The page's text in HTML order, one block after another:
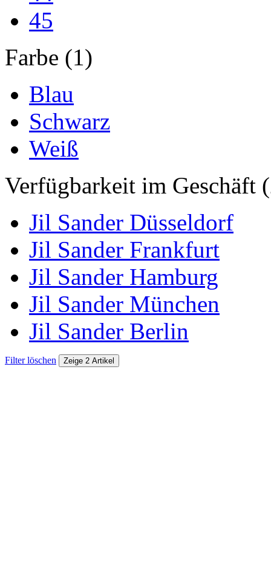
45
Farbe (1)
Blau
Schwarz
Weiß
Verfügbarkeit im Geschäft
Jil Sander Düsseldorf
Jil Sander Frankfurt
Jil Sander Hamburg
Jil Sander München
Jil Sander Berlin
Filter löschen Zeige 2 Artikel